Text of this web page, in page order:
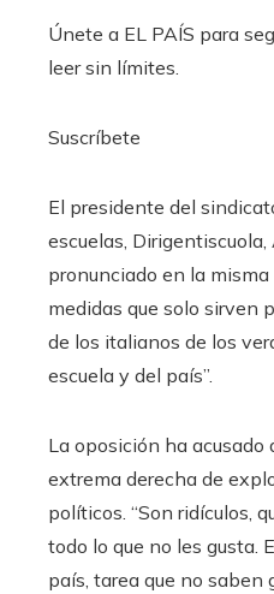
Únete a EL PAÍS para
leer sin límites.
Suscríbete
El presidente del
escuelas,
pronunciado en la
medidas que solo sirven
de los italianos de los
escuela y del país”.
La oposición ha acusado
extrema derecha de
políticos. “Son ridículos,
todo lo que no les gusta.
país, tarea que no saben